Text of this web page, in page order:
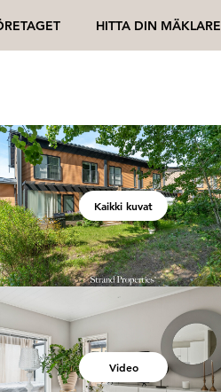
HITTA DIN MÄKLARE
Kaikki kuvat
Video